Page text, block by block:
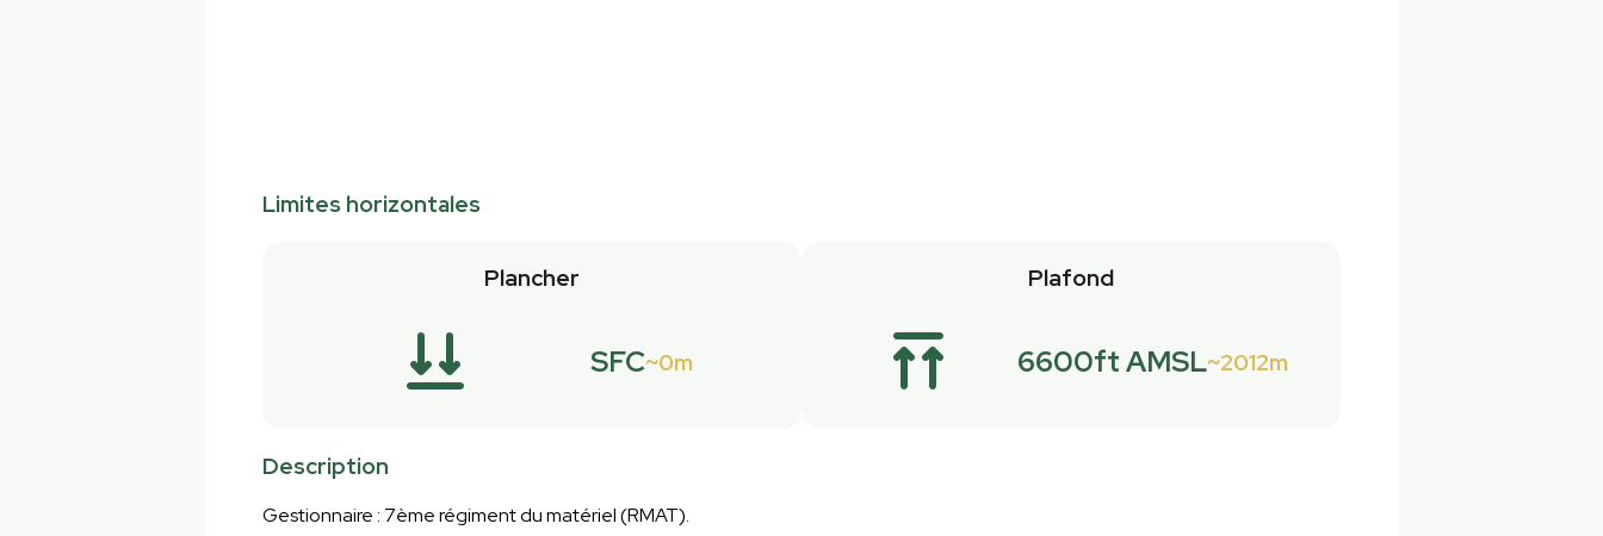
Limites horizontales
Plancher
SFC 0m
Plafond
6600ft AMSL 2012m
Description
Gestionnaire : 7ème régiment du matériel (RMAT).